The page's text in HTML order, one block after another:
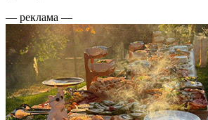
— реклама —